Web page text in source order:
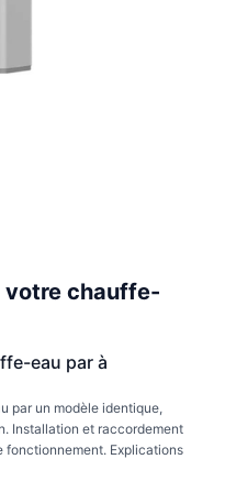
votre chauffe-
eau par à
par un modèle identique,
Installation et raccordement
fonctionnement. Explications